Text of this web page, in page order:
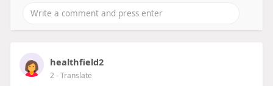
healthfield2
2- Translate